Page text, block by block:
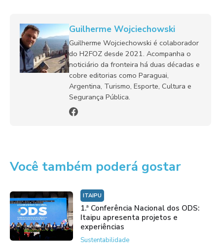
Guilherme Wojciechowski
Guilherme Wojciechowski é colaborador
do H2FOZ desde 2021. Acompanha o
noticiário da fronteira há duas décadas e
cobre editorias como Paraguai,
Argentina, Turismo, Esporte, Cultura e
Segurança Pública.
Você também poderá gostar
ITAIPU
1.ª Conferência Nacional dos ODS:
Itaipu apresenta projetos e
experiências
Sustentabilidade